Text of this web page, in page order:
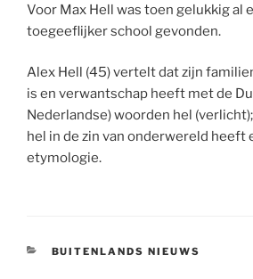
Voor Max Hell was toen gelukkig al
toegeeflijker school gevonden.
Alex Hell (45) vertelt dat zijn
is en verwantschap heeft met de
Nederlandse) woorden hel
hel in de zin van onderwereld heeft
etymologie.
CATEGORIEËN
BUITENLANDS NIEUWS